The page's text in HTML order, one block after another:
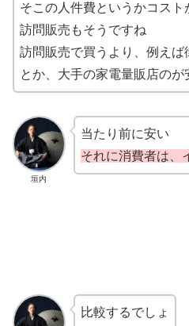
そこの人件費というかコスト
訪問販売もそうですね
訪問販売で買うより、例えば
とか、大手の家電量販店のが
垣内
当たり前に安い
それに消費者は、
比較するでしょ